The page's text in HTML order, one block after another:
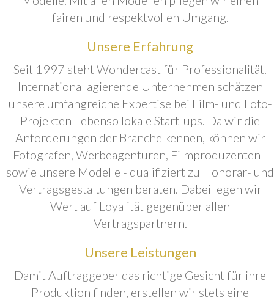
fairen und respektvollen Umgang.
Unsere Erfahrung
Seit 1997 steht Wondercast für Professionalität.
International agierende Unternehmen schätzen
unsere umfangreiche Expertise bei Film- und Foto-
Projekten - ebenso lokale Start-ups. Da wir die
Anforderungen der Branche kennen, können wir
Fotografen, Werbeagenturen, Filmproduzenten -
sowie unsere Modelle - qualifiziert zu Honorar- und
Vertragsgestaltungen beraten. Dabei legen wir
Wert auf Loyalität gegenüber allen
Vertragspartnern.
Unsere Leistungen
Damit Auftraggeber das richtige Gesicht für ihre
Produktion finden, erstellen wir stets eine